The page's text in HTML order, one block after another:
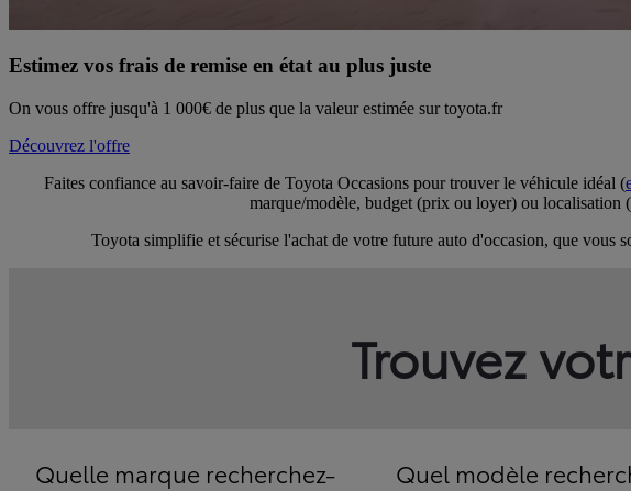
Estimez vos frais de remise en état au plus juste
On vous offre jusqu'à 1 000€ de plus que la valeur estimée sur toyota.fr
Découvrez l'offre
Faites confiance au savoir-faire de Toyota Occasions pour trouver le véhicule idéal (
marque/modèle, budget (prix ou loyer) ou localisation
Toyota simplifie et sécurise l'achat de votre future auto d'occasion, que vous
Trouvez
Quelle marque recherchez-
Quel modèle